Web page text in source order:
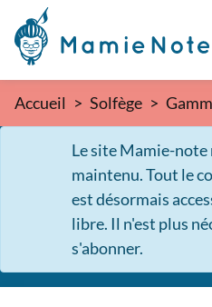
Accueil Solfège
Le site Mamie-note
maintenu. Tout le
est désormais
libre. Il n'est plus
s'abonner.